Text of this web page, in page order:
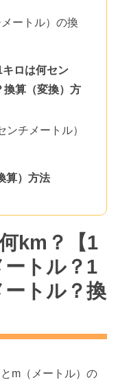
ートル）の換
ロは何セン
換算（変換）方
ンチメートル）
算）方法
km？【1
トル？1
トル？換
m（メートル）の